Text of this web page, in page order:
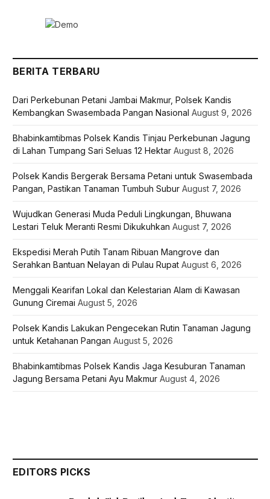
BERITA TERBARU
Dari Perkebunan Petani Jambai Makmur, Polsek Kandis
Kembangkan Swasembada Pangan Nasional August 9, 2026
Bhabinkamtibmas Polsek Kandis Tinjau Perkebunan Jagung
di Lahan Tumpang Sari Seluas 12 Hektar August 8, 2026
Polsek Kandis Bergerak Bersama Petani untuk Swasembada
Pangan, Pastikan Tanaman Tumbuh Subur August 7, 2026
Wujudkan Generasi Muda Peduli Lingkungan, Bhuwana
Lestari Teluk Meranti Resmi Dikukuhkan August 7, 2026
Ekspedisi Merah Putih Tanam Ribuan Mangrove dan
Serahkan Bantuan Nelayan di Pulau Rupat August 6, 2026
Menggali Kearifan Lokal dan Kelestarian Alam di Kawasan
Gunung Ciremai August 5, 2026
Polsek Kandis Lakukan Pengecekan Rutin Tanaman Jagung
untuk Ketahanan Pangan August 5, 2026
Bhabinkamtibmas Polsek Kandis Jaga Kesuburan Tanaman
Jagung Bersama Petani Ayu Makmur August 4, 2026
EDITORS PICKS